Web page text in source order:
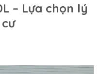
– Lựa chọn lý